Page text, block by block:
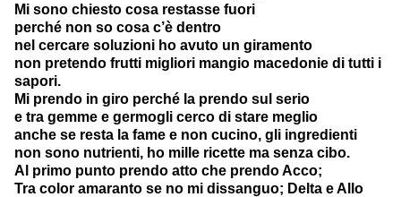
Mi sono chiesto cosa restasse fuori
perché non so cosa c’è dentro
nel cercare soluzioni ho avuto un giramento
non pretendo frutti migliori mangio macedonie di tutti i
sapori.
Mi prendo in giro perché la prendo sul serio
e tra gemme e germogli cerco di stare meglio
anche se resta la fame e non cucino, gli ingredienti
non sono nutrienti, ho mille ricette ma senza cibo.
Al primo punto prendo atto che prendo Acco;
Tra color amaranto se no mi dissanguo; Delta e Allo